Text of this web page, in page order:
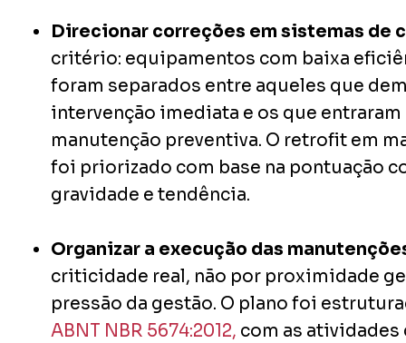
Direcionar correções em sistemas de
critério: equipamentos com baixa
foram separados entre aqueles que
intervenção imediata e os que
manutenção preventiva. O retrofit em
foi priorizado com base na pontuação
gravidade e tendência.
Organizar a execução das
criticidade real, não por proximidade
pressão da gestão. O plano foi
ABNT NBR 5674:2012, com as